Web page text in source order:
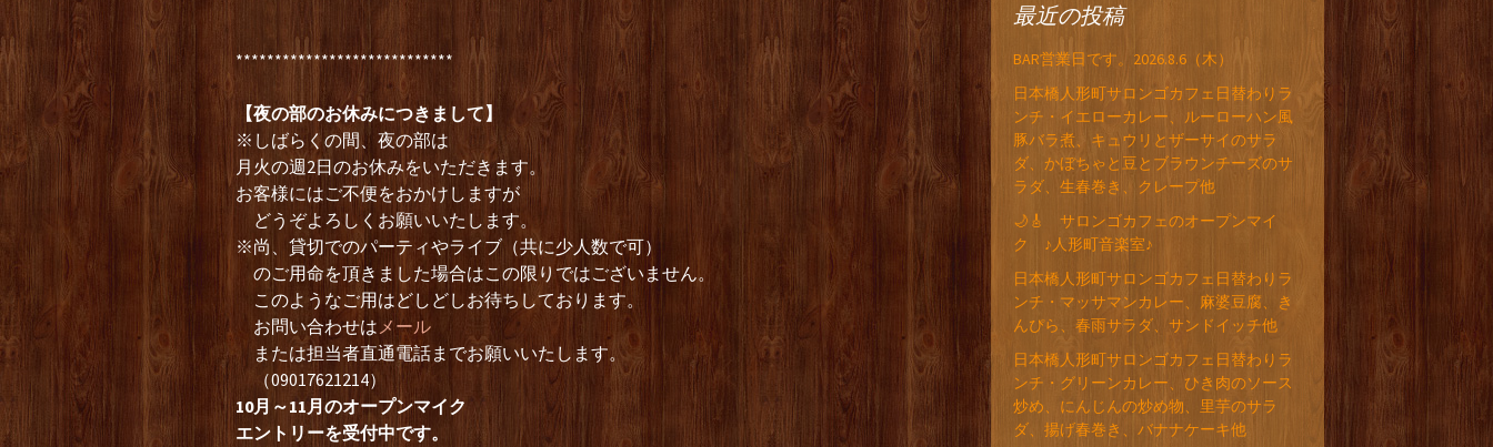
****************************
【夜の部のお休みにつきまして】
※しばらくの間、夜の部は
月火の週2日のお休みをいただきます。
お客様にはご不便をおかけしますが
どうぞよろしくお願いいたします。
※尚、貸切でのパーティやライブ（共に少人数で可）
のご用命を頂きました場合はこの限りではございません。
このようなご用はどしどしお待ちしております。
お問い合わせはメール
または担当者直通電話までお願いいたします。
（09017621214）
10月～11月のオープンマイク
エントリーを受付中です。
最近の投稿
BAR営業日です。2026.8.6（木）
日本橋人形町サロンゴカフェ日替わりラ
ンチ・イエローカレー、ルーローハン風
豚バラ煮、キュウリとザーサイのサラ
ダ、かぼちゃと豆とブラウンチーズのサ
ラダ、生春巻き、クレープ他
🌙🎸 サロンゴカフェのオープンマイ
ク ♪人形町音楽室♪
日本橋人形町サロンゴカフェ日替わりラ
ンチ・マッサマンカレー、麻婆豆腐、き
んぴら、春雨サラダ、サンドイッチ他
日本橋人形町サロンゴカフェ日替わりラ
ンチ・グリーンカレー、ひき肉のソース
炒め、にんじんの炒め物、里芋のサラ
ダ、揚げ春巻き、バナナケーキ他